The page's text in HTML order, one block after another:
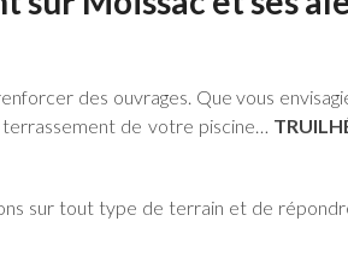
des ouvrages. Que vous
terrassement de votre piscine…
sur tout type de terrain et de